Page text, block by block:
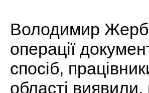
Володимир
операції
спосіб,
області